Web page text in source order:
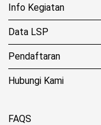
Info Kegiatan
Data LSP
Pendaftaran
Hubungi Kami
FAQS